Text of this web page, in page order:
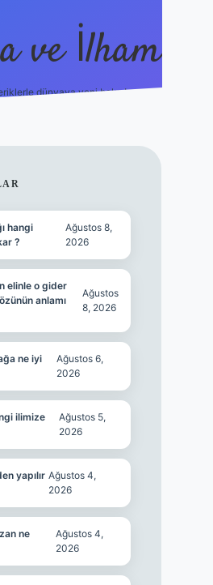
ve İlham
dünyaya yeni bakış!
hangi
?
Ağustos 8,
2026
elinle o gider
anlamı
Ağustos
8, 2026
ne iyi
Ağustos 6,
2026
ilimize
Ağustos 5,
2026
yapılır Ağustos 4,
2026
ne
Ağustos 4,
2026
https://